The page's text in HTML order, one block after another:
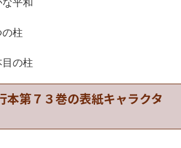
平和
柱
の柱
本第７３巻の表紙キャラクタ